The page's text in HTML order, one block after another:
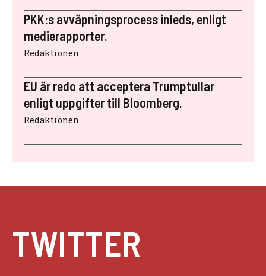
PKK:s avväpningsprocess inleds, enligt
medierapporter.
Redaktionen
EU är redo att acceptera Trumptullar
enligt uppgifter till Bloomberg.
Redaktionen
TWITTER